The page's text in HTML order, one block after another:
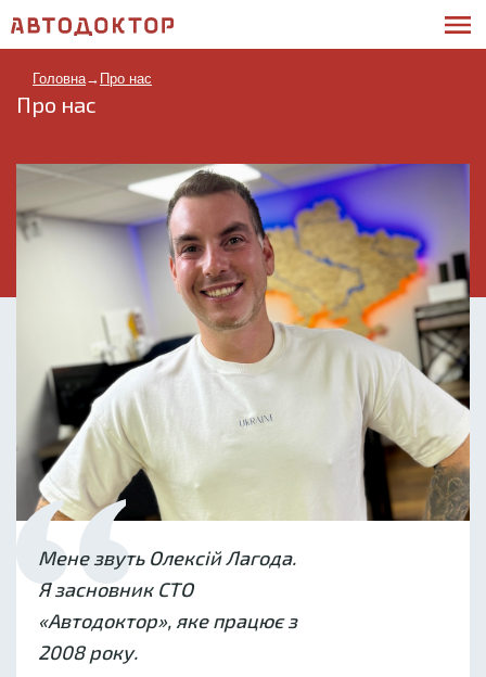
Головна→ Про нас
Про нас
Мене звуть Олексій Лагода.
Я засновник СТО
«Автодоктор», яке працює з
2008 року.